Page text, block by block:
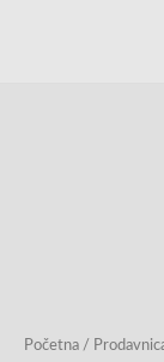
Početna /
komada